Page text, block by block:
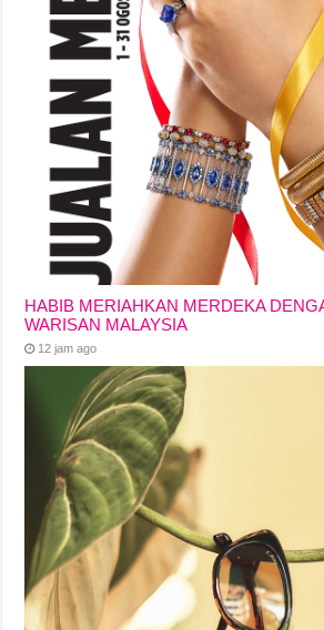
HABIB MERIAHKAN MERDEKA
WARISAN MALAYSIA
12 jam ago